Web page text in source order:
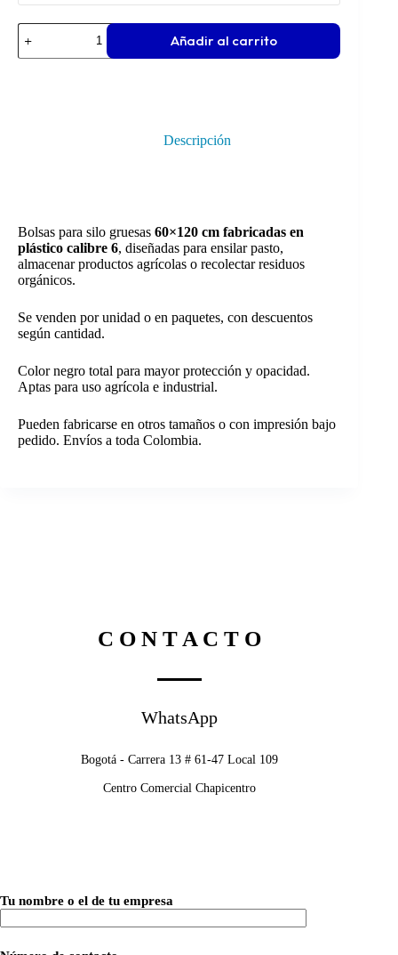
Añadir al carrito
Descripción
Bolsas para silo gruesas 60×120 cm fabricadas en
plástico calibre 6, diseñadas para ensilar pasto,
almacenar productos agrícolas o recolectar residuos
orgánicos.
Se venden por unidad o en paquetes, con descuentos
según cantidad.
Color negro total para mayor protección y opacidad.
Aptas para uso agrícola e industrial.
Pueden fabricarse en otros tamaños o con impresión bajo
pedido. Envíos a toda Colombia.
C O N T A C T O
WhatsApp
Bogotá - Carrera 13 # 61-47 Local 109
Centro Comercial Chapicentro
Tu nombre o el de tu empresa